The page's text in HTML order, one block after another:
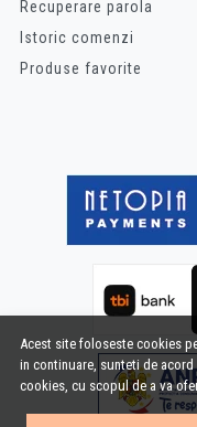
Acest site foloseste cookies
in continuare, sunteti de
cookies, cu scopul de a va
Recuperare parola
Istoric comenzi
Produse favorite